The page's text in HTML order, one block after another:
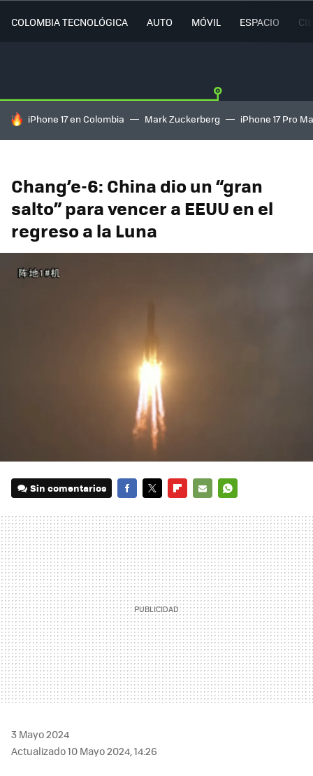
COLOMBIA TECNOLÓGICA AUTO MÓVIL ESPACIO
HOY SE HABLA DE
iPhone 17 en Colombia Mark Zuckerberg iPhone 17 Pro
Chang’e-6: China dio un “gran
salto” para vencer a EEUU en el
regreso a la Luna
Sin comentarios
MAIL
3 Mayo 2024
Actualizado 10 Mayo 2024, 14:26